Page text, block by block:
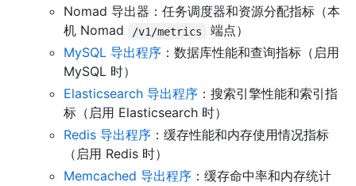
Nomad 导出器：任务调度器和资源分配指标（本
机 Nomad
/v1/metrics
端点）
MySQL 导出程序 ：数据库性能和查询指标（启用
MySQL 时）
Elasticsearch 导出程序 ：搜索引擎性能和索引指
标（启用 Elasticsearch 时）
Redis 导出程序 ：缓存性能和内存使用情况指标
（启用 Redis 时）
Memcached 导出程序 ：缓存命中率和内存统计